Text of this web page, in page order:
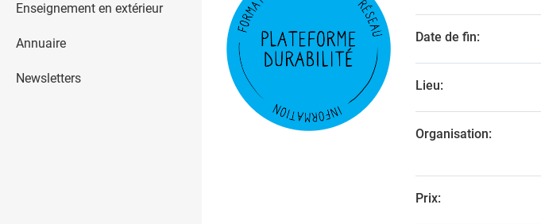
Enseignement en extérieur
Annuaire
Newsletters
Date de fin:
Lieu:
Organisation:
Prix: